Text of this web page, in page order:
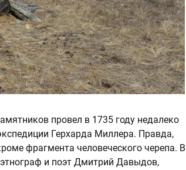
провел в 1735 году недалеко
Герхарда Миллера. Правда,
фрагмента человеческого черепа. В
и поэт Дмитрий Давыдов,